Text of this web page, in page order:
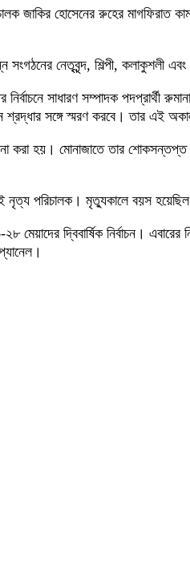
জাকির হোসেনের রুহের মাগফিরাত
নেতৃবৃন্দ, শিল্পী, কলাকুশলী এবং
সাধারণ সম্পাদক
শ্রদ্ধার সঙ্গে স্মরণ করবে।
করা হয়। মোনাজাতে তার
পরিচালক। মৃত্যুকালে বয়স হয়েছিল
দ্বিবার্ষিক নির্বাচন।